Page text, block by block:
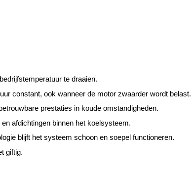
te draaien.
constant, ook wanneer de motor zwaarder wordt belast.
prestaties in koude omstandigheden.
afdichtingen binnen het koelsysteem.
blijft het systeem schoon en soepel functioneren.
giftig.